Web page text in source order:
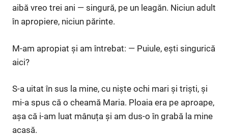
aibă vreo trei ani — singură, pe un leagăn. Niciun adult
în apropiere, niciun părinte.
M-am apropiat și am întrebat: — Puiule, ești singurică
aici?
S-a uitat în sus la mine, cu niște ochi mari și triști, și
mi-a spus că o cheamă Maria. Ploaia era pe aproape,
așa că i-am luat mânuța și am dus-o în grabă la mine
acasă.